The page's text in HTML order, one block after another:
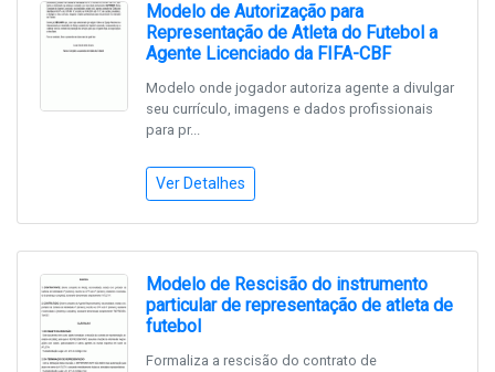
Modelo de Autorização para
Representação de Atleta do Futebol a
Agente Licenciado da FIFA-CBF
Modelo onde jogador autoriza agente a divulgar
seu currículo, imagens e dados profissionais
para pr...
Ver Detalhes
Modelo de Rescisão do instrumento
particular de representação de atleta de
futebol
Formaliza a rescisão do contrato de